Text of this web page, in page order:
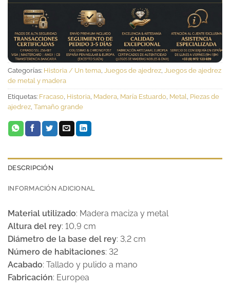
Categorías: Historia / Un tema Juegos de ajedrez Juegos de ajedrez
de metal y madera
Etiquetas: Fracaso Historia Madera María Estuardo Metal Piezas de
ajedrez Tamaño grande
DESCRIPCIÓN
INFORMACIÓN ADICIONAL
Material utilizado: Madera maciza y metal
Altura del rey: 10,9 cm
Diámetro de la base del rey: 3,2 cm
Número de habitaciones: 32
Acabado: Tallado y pulido a mano
Fabricación: Europea